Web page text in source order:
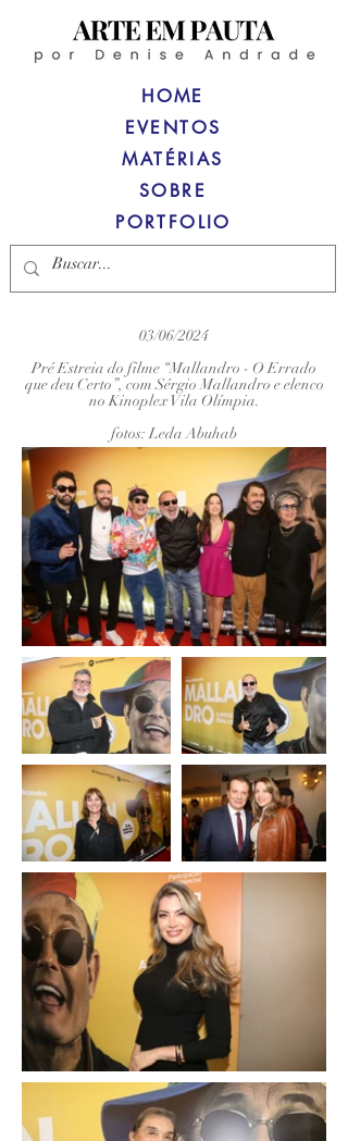
HOME
MATÉRIAS
SOBRE
PORTFOLIO
EVENTOS
03/06/2024
Pré Estreia do filme “Mallandro - O Errado
que deu Certo”, com Sérgio Mallandro e elenco
no Kinoplex Vila Olímpia.
fotos: Leda Abuhab